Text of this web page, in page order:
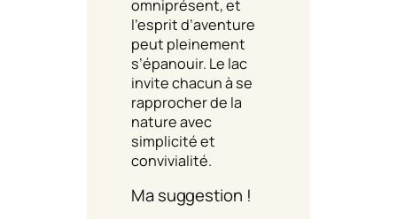
omniprésent, et
l’esprit d’aventure
peut pleinement
s’épanouir. Le lac
invite chacun à se
rapprocher de la
nature avec
simplicité et
convivialité.
Ma suggestion !